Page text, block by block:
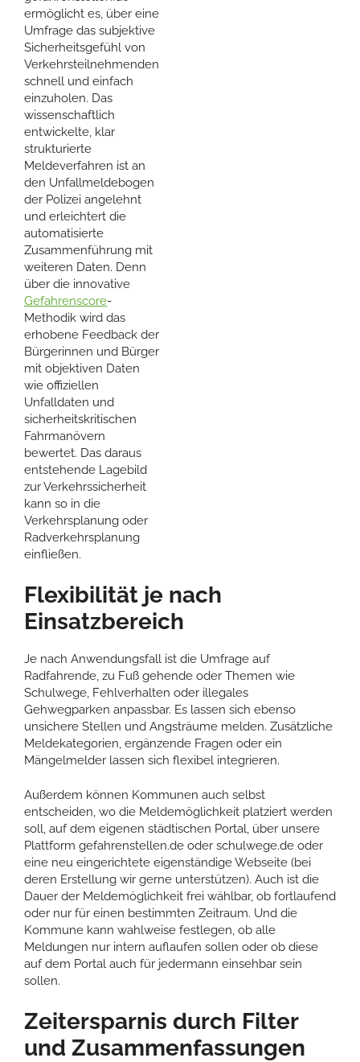
ermöglicht es, über eine
Umfrage das subjektive
Sicherheitsgefühl von
Verkehrsteilnehmenden
schnell und einfach
einzuholen. Das
wissenschaftlich
entwickelte, klar
strukturierte
Meldeverfahren ist an
den Unfallmeldebogen
der Polizei angelehnt
und erleichtert die
automatisierte
Zusammenführung mit
weiteren Daten. Denn
über die innovative
Gefahrenscore-
Methodik wird das
erhobene Feedback der
Bürgerinnen und Bürger
mit objektiven Daten
wie offiziellen
Unfalldaten und
sicherheitskritischen
Fahrmanövern
bewertet. Das daraus
entstehende Lagebild
zur Verkehrssicherheit
kann so in die
Verkehrsplanung oder
Radverkehrsplanung
einfließen.
Flexibilität je nach
Einsatzbereich
Je nach Anwendungsfall ist die Umfrage auf
Radfahrende, zu Fuß gehende oder Themen wie
Schulwege, Fehlverhalten oder illegales
Gehwegparken anpassbar. Es lassen sich ebenso
unsichere Stellen und Angsträume melden. Zusätzliche
Meldekategorien, ergänzende Fragen oder ein
Mängelmelder lassen sich flexibel integrieren.
Außerdem können Kommunen auch selbst
entscheiden, wo die Meldemöglichkeit platziert werden
soll, auf dem eigenen städtischen Portal, über unsere
Plattform gefahrenstellen.de oder schulwege.de oder
eine neu eingerichtete eigenständige Webseite (bei
deren Erstellung wir gerne unterstützen). Auch ist die
Dauer der Meldemöglichkeit frei wählbar, ob fortlaufend
oder nur für einen bestimmten Zeitraum. Und die
Kommune kann wahlweise festlegen, ob alle
Meldungen nur intern auflaufen sollen oder ob diese
auf dem Portal auch für jedermann einsehbar sein
sollen.
Zeitersparnis durch Filter
und Zusammenfassungen